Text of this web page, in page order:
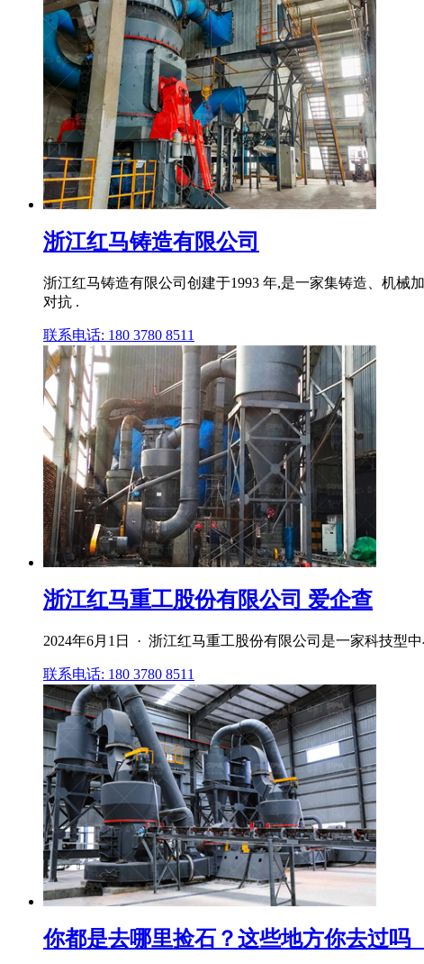
浙江红马铸造有限公司
浙江红马铸造有限公司创建于1993 年,是一家集铸造、机械
对抗 .
联系电话: 180 3780 8511
浙江红马重工股份有限公司 爱企查
2024年6月1日 · 浙江红马重工股份有限公司是一家科技型
联系电话: 180 3780 8511
你都是去哪里捡石？这些地方你去过吗